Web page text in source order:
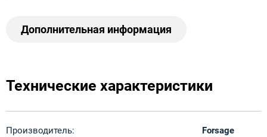
Дополнительная информация
Технические характеристики
Производитель:
Forsage